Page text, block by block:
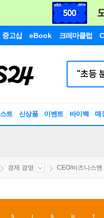
중고샵 eBook 크레마클럽
트 신상품 이벤트 바이백 매
경제 경영 CEO/비즈니스맨